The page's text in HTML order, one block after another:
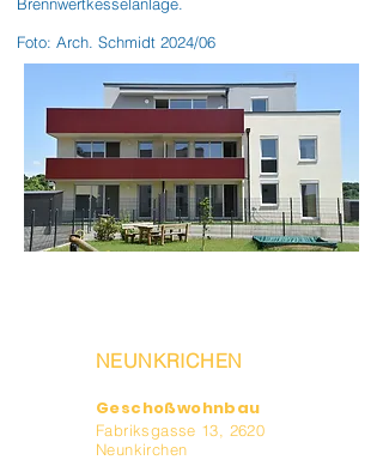
Foto: Arch. Schmidt 2024/06
NEUNKRICHEN
Geschoßwohnbau
Fabriksgasse 13, 2620
Neunkirchen